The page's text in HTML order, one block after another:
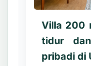
Villa 200
tidur
pribadi di